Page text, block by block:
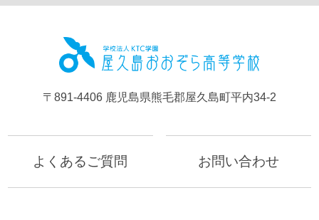
〒891-4406 鹿児島県熊毛郡屋久島町平内34-2
よくあるご質問 お問い合わせ